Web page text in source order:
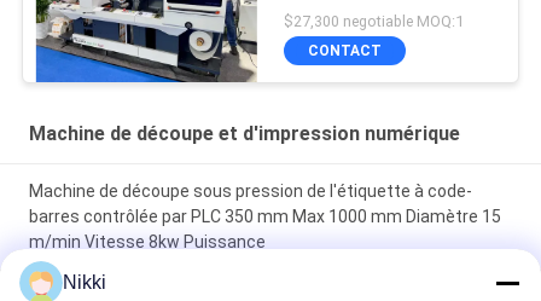
découpe
$27,300 negotiable MOQ:1
CONTACT
Machine de découpe et d'impression numérique
Machine de découpe sous pression de l'étiquette à code-
barres contrôlée par PLC 350 mm Max 1000 mm Diamètre 15
m/min Vitesse 8kw Puissance
Nikki